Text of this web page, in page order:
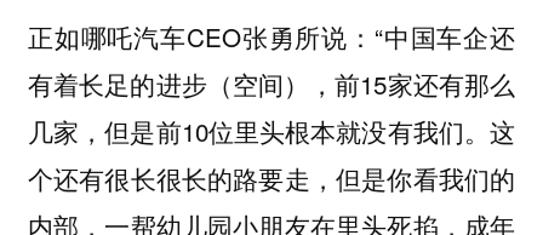
正如哪吒汽车CEO张勇所说：“中国车企还
有着长足的进步（空间），前15家还有那么
几家，但是前10位里头根本就没有我们。这
个还有很长很长的路要走，但是你看我们的
内部，一帮幼儿园小朋友在里头死掐，成年